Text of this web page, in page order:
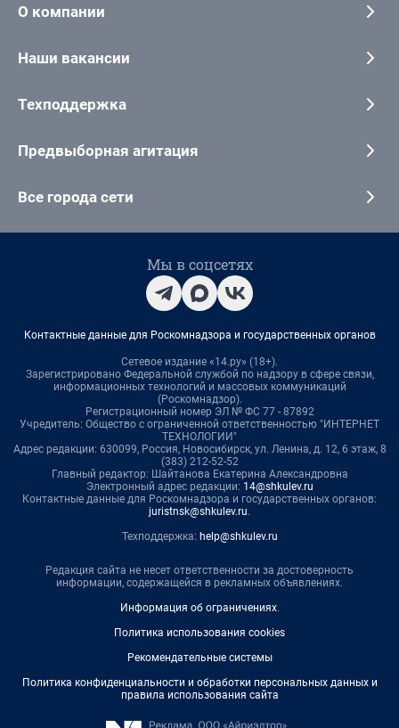
О компании
Наши вакансии
Техподдержка
Предвыборная агитация
Все города сети
Мы в соцсетях
Контактные данные для Роскомнадзора и государственных органов
Сетевое издание «14.ру» (18+).
Зарегистрировано Федеральной службой по надзору в сфере связи,
информационных технологий и массовых коммуникаций
(Роскомнадзор).
Регистрационный номер ЭЛ № ФС 77 - 87892
Учредитель: Общество с ограниченной ответственностью "ИНТЕРНЕТ
ТЕХНОЛОГИИ"
Адрес редакции: 630099, Россия, Новосибирск, ул. Ленина, д. 12, 6 этаж, 8
(383) 212-52-52
Главный редактор: Шайтанова Екатерина Александровна
Электронный адрес редакции: 14@shkulev.ru
Контактные данные для Роскомнадзора и государственных органов:
juristnsk@shkulev.ru.
Техподдержка: help@shkulev.ru
Редакция сайта не несет ответственности за достоверность
информации, содержащейся в рекламных объявлениях.
Информация об ограничениях.
Политика использования cookies
Рекомендательные системы
Политика конфиденциальности и обработки персональных данных и
правила использования сайта